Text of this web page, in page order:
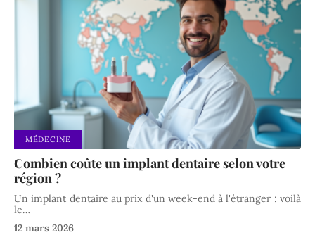
MÉDECINE
Combien coûte un implant dentaire selon votre
région ?
Un implant dentaire au prix d'un week-end à l'étranger : voilà
le…
12 mars 2026